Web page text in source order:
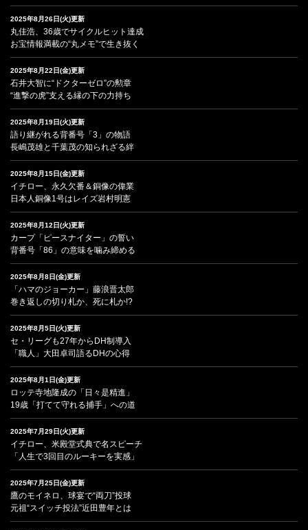
2025年8月26日(火)更新
丸佳浩、36歳でサイクルヒット達成
お宝情報満載の“丸メモ”で生き抜く
2025年8月22日(金)更新
石井大智に“ドクターゼロ”の勲章
“進撃の虎”支える縁の下の力持ち
2025年8月19日(火)更新
語り継がれる背番号「3」の物語
長嶋茂雄と千葉茂の知られざる絆
2025年8月15日(金)更新
イチロー、永久欠番＆銅像の偉業
日本人銅像1号はレイズ岩村明憲
2025年8月12日(火)更新
カープ「ピースナイター」の誓い
背番号「86」の意味を噛み締める
2025年8月8日(金)更新
「ハマのジョーカー」藤浪晋太郎
巻き返しの切り札か、死に札か!?
2025年8月5日(火)更新
セ・リーグも27年からDH制導入
「職人」大田卓司語るDHの心得
2025年8月1日(金)更新
ロッテ寺地隆成の「日々是精進」
19歳「打てて守れる捕手」への道
2025年7月29日(火)更新
イチロー、米殿堂式典で名スピーチ
「人生で3回目のルーキーを実感」
2025年7月25日(金)更新
鷹のモイネロ、球宴で“両刀”投球
元祖“スイッチ投法”近田豊年とは